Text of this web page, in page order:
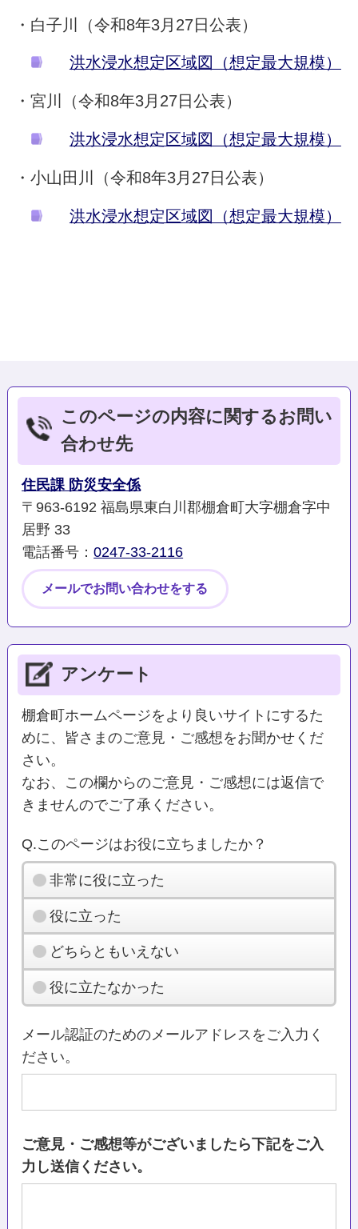
・白子川（令和8年3月27日公表）
洪水浸水想定区域図（想定最大規模）
・宮川（令和8年3月27日公表）
洪水浸水想定区域図（想定最大規模）
・小山田川（令和8年3月27日公表）
洪水浸水想定区域図（想定最大規模）
このページの内容に関するお問い
合わせ先
住民課 防災安全係
〒963-6192 福島県東白川郡棚倉町大字棚倉字中
居野 33
電話番号：0247-33-2116
メールでお問い合わせをする
アンケート
棚倉町ホームページをより良いサイトにするた
めに、皆さまのご意見・ご感想をお聞かせくだ
さい。
なお、この欄からのご意見・ご感想には返信で
きませんのでご了承ください。
Q.このページはお役に立ちましたか？
非常に役に立った
役に立った
どちらともいえない
役に立たなかった
メール認証のためのメールアドレスをご入力く
ださい。
ご意見・ご感想等がございましたら下記をご入
力し送信ください。